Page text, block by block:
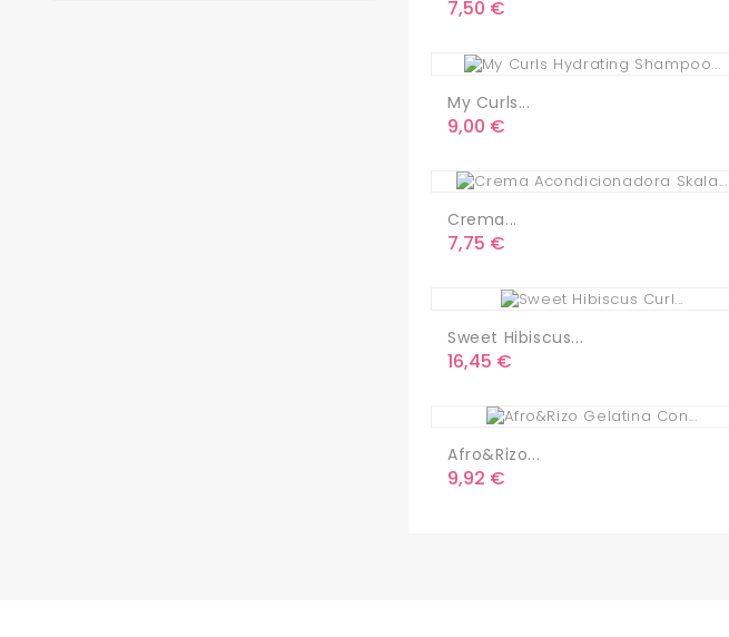
Precio
7,50 €
My Curls...
Precio
9,00 €
Crema...
Precio
7,75 €
Sweet Hibiscus...
Precio
16,45 €
Afro&Rizo...
Precio
9,92 €